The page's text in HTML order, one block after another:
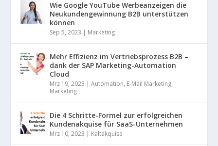
Wie Google YouTube Werbeanzeigen die
Neukundengewinnung B2B unterstützen
können
Sep 5, 2023 | Marketing
Mehr Effizienz im Vertriebsprozess B2B –
dank der SAP Marketing-Automation
Cloud
Mrz 19, 2023 |Automation, E-Mail Marketing,
Marketing
Die 4 Schritte-Formel zur erfolgreichen
Kundenakquise für SaaS-Unternehmen
Mrz 10, 2023 | Kaltakquise